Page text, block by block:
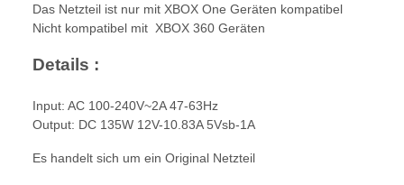
Das Netzteil ist nur mit XBOX One Geräten kompatibel
Nicht kompatibel mit XBOX 360 Geräten
Details :
Input: AC 100-240V~2A 47-63Hz
Output: DC 135W 12V-10.83A 5Vsb-1A
Es handelt sich um ein Original Netzteil